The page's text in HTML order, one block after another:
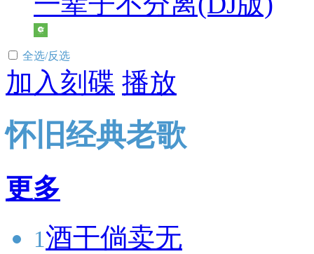
全选/反选
加入刻碟 播放
怀旧经典老歌
更多
1酒干倘卖无